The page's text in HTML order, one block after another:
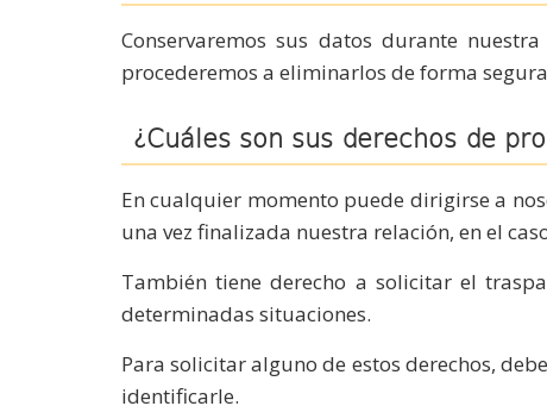
Conservaremos sus datos durante
procederemos a eliminarlos de forma
¿Cuáles son sus derechos de
En cualquier momento puede dirigirse a
una vez finalizada nuestra relación, en el
También tiene derecho a solicitar el
determinadas situaciones.
Para solicitar alguno de estos derechos,
identificarle.